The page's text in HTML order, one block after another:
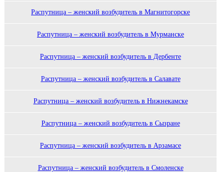
Распутница – женский возбудитель в Магнитогорске
Распутница – женский возбудитель в Мурманске
Распутница – женский возбудитель в Дербенте
Распутница – женский возбудитель в Салавате
Распутница – женский возбудитель в Нижнекамске
Распутница – женский возбудитель в Сызране
Распутница – женский возбудитель в Арзамасе
Распутница – женский возбудитель в Смоленске